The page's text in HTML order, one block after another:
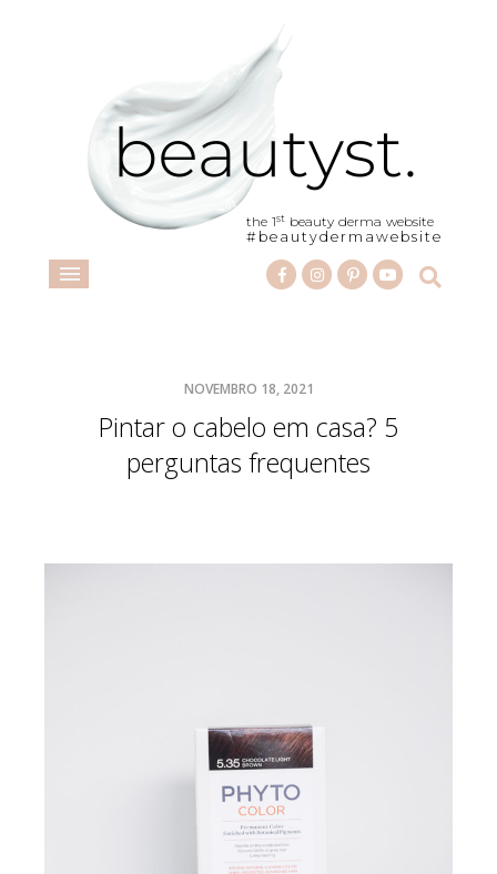
the 1st beauty derma website
#beautydermawebsite
NOVEMBRO 18, 2021
Pintar o cabelo em casa? 5
perguntas frequentes